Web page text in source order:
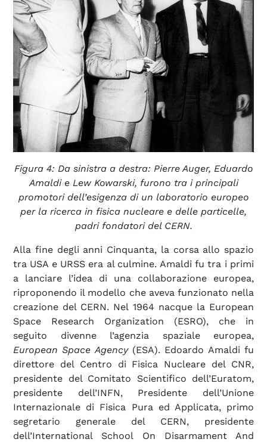
Figura 4: Da sinistra a destra: Pierre Auger, Eduardo
Amaldi e Lew Kowarski, furono tra i principali
promotori dell’esigenza di un laboratorio europeo
per la ricerca in fisica nucleare e delle particelle,
padri fondatori del CERN.
Alla fine degli anni Cinquanta, la corsa allo spazio
tra USA e URSS era al culmine. Amaldi fu tra i primi
a lanciare l’idea di una collaborazione europea,
riproponendo il modello che aveva funzionato nella
creazione del CERN. Nel 1964 nacque la European
Space Research Organization (ESRO), che in
seguito divenne l’agenzia spaziale europea,
European Space Agency(ESA). Edoardo Amaldi fu
direttore del Centro di Fisica Nucleare del CNR,
presidente del Comitato Scientifico dell’Euratom,
presidente dell’INFN, Presidente dell’Unione
Internazionale di Fisica Pura ed Applicata, primo
segretario generale del CERN, presidente
dell’International School On Disarmament And